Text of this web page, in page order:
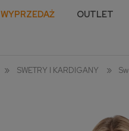
WYPRZEDAŻ OUTLET
» SWETRY I KARDIGANY »